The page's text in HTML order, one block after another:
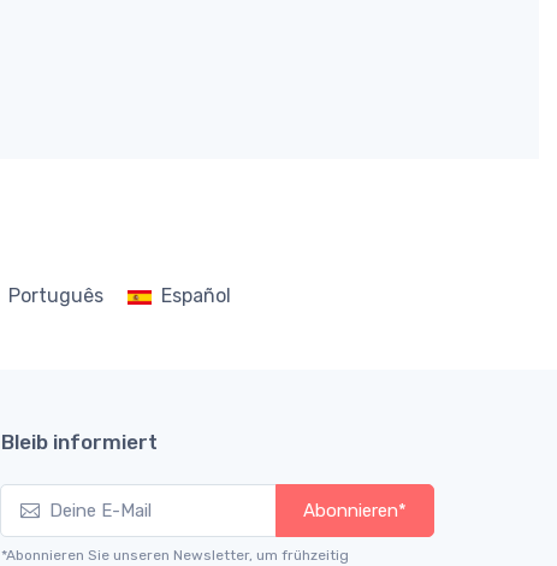
Português Español
Bleib informiert
Abonnieren*
*Abonnieren Sie unseren Newsletter, um frühzeitig